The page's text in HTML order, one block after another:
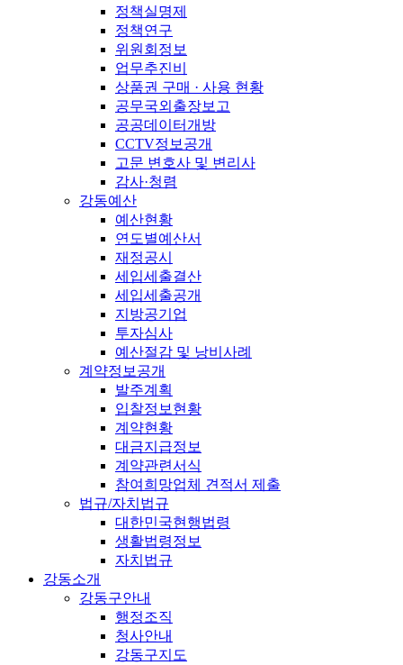
정책실명제
정책연구
위원회정보
업무추진비
상품권 구매 · 사용 현황
공무국외출장보고
공공데이터개방
CCTV정보공개
고문 변호사 및 변리사
감사·청렴
강동예산
예산현황
연도별예산서
재정공시
세입세출결산
세입세출공개
지방공기업
투자심사
예산절감 및 낭비사례
계약정보공개
발주계획
입찰정보현황
계약현황
대금지급정보
계약관련서식
참여희망업체 견적서 제출
법규/자치법규
대한민국현행법령
생활법령정보
자치법규
강동소개
강동구안내
행정조직
청사안내
강동구지도